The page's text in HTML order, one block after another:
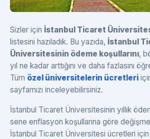
Sizler için İstanbul Ticaret
listesini hazıladık. Bu yazıda, İstanbul
Üniversitesinin ödeme koşullarını,
yıl ne kadar arttığını ve daha fazlasını
Tüm özel üniversitelerin ücretleri
sayfamızı inceleyebilirsiniz.
İstanbul Ticaret Üniversitesinin yıllık
sene enflasyon koşullarına göre
İstanbul Ticaret Üniversitesi ücretleri